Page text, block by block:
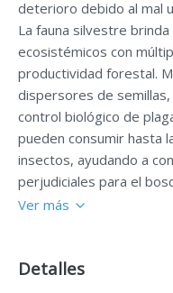
deterioro debido al mal
La fauna silvestre
ecosistémicos con
productividad forestal.
dispersores de
control biológico de
pueden consumir hasta
insectos, ayudando a
perjudiciales para el
Ver más
Detalles